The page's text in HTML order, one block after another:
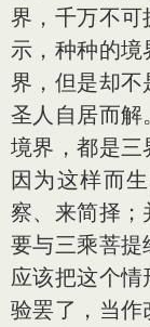
界，千万不
示，种种的
界，但是却不
圣人自居而解
境界，都是三
因为这样而
察、来简择；
要与三乘菩
应该把这个
验罢了，当作